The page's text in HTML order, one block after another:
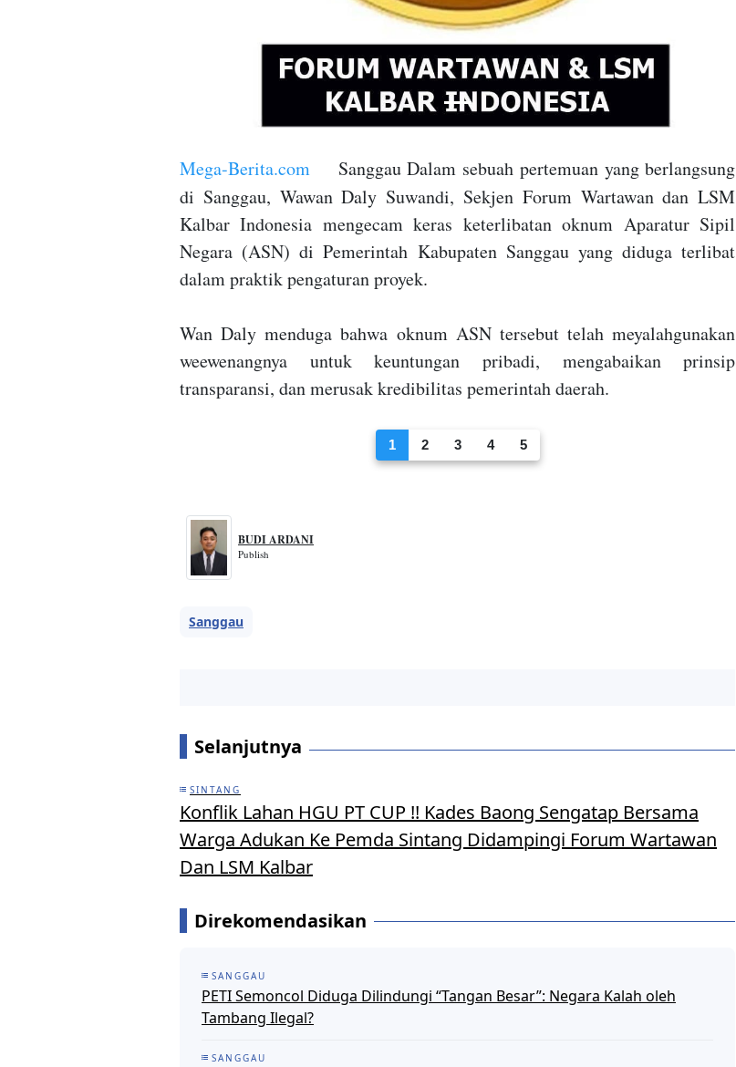
Mega-Berita.com Sanggau Dalam sebuah pertemuan yang berlangsung
di Sanggau, Wawan Daly Suwandi, Sekjen Forum Wartawan dan LSM
Kalbar Indonesia mengecam keras keterlibatan oknum Aparatur Sipil
Negara (ASN) di Pemerintah Kabupaten Sanggau yang diduga terlibat
dalam praktik pengaturan proyek.
Wan Daly menduga bahwa oknum ASN tersebut telah meyalahgunakan
weewenangnya untuk keuntungan pribadi, mengabaikan prinsip
transparansi, dan merusak kredibilitas pemerintah daerah.
1 2 3 4 5
BUDI ARDANI
Publish
Sanggau
Selanjutnya
SINTANG
Konflik Lahan HGU PT CUP !! Kades Baong Sengatap Bersama
Warga Adukan Ke Pemda Sintang Didampingi Forum Wartawan
Dan LSM Kalbar
Direkomendasikan
SANGGAU
PETI Semoncol Diduga Dilindungi “Tangan Besar”: Negara Kalah oleh
Tambang Ilegal?
SANGGAU